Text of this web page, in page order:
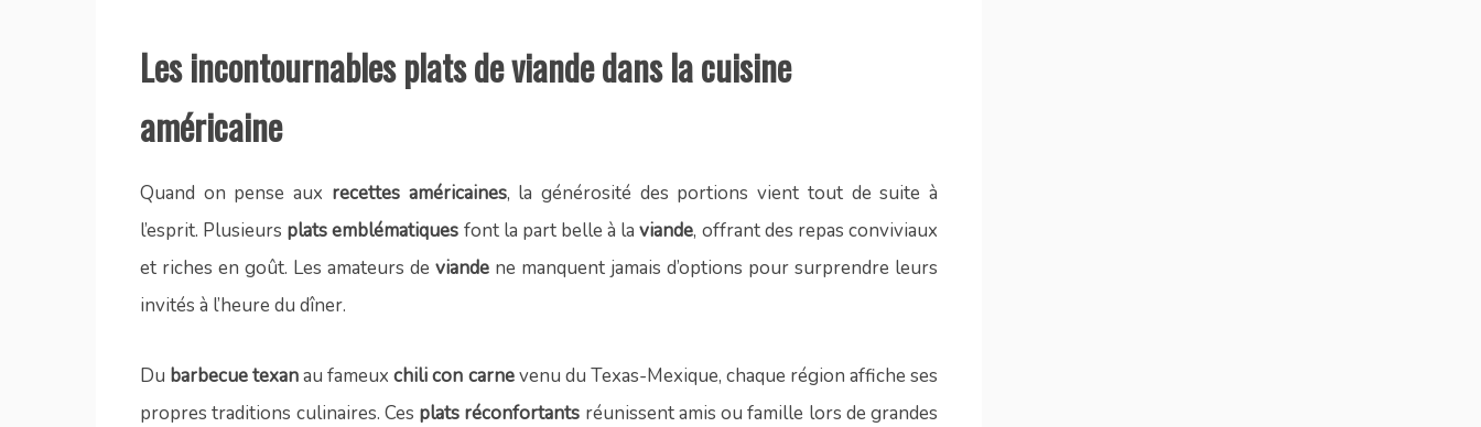
Les incontournables plats de viande dans la cuisine
américaine
Quand on pense aux recettes américaines, la générosité des portions vient tout de suite à
l’esprit. Plusieurs plats emblématiques font la part belle à laviande, offrant des repas conviviaux
et riches en goût. Les amateurs de viande ne manquent jamais d’options pour surprendre leurs
invités à l’heure du dîner.
Du barbecue texanau fameuxchili con carnevenu du Texas-Mexique, chaque région affiche ses
propres traditions culinaires. Ces plats réconfortants réunissent amis ou famille lors de grandes